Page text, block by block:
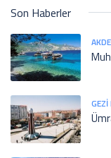
Son Haberler
GEZI